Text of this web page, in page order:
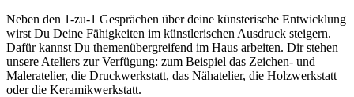
Neben den 1-zu-1 Gesprächen über deine künsterische Entwicklung
wirst Du Deine Fähigkeiten im künstlerischen Ausdruck steigern.
Dafür kannst Du themenübergreifend im Haus arbeiten. Dir stehen
unsere Ateliers zur Verfügung: zum Beispiel das Zeichen- und
Maleratelier, die Druckwerkstatt, das Nähatelier, die Holzwerkstatt
oder die Keramikwerkstatt.